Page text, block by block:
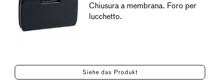
Chiusura a membrana. Foro per
lucchetto.
Siehe das Produkt